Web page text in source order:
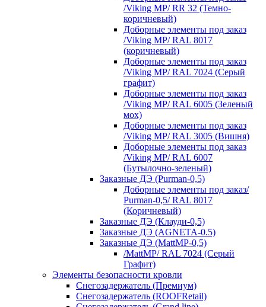
/Viking MP/ RR 32 (Темно-
коричневый)
Доборные элементы под заказ
/Viking MP/ RAL 8017
(коричневый)
Доборные элементы под заказ
/Viking MP/ RAL 7024 (Серый
графит)
Доборные элементы под заказ
/Viking MP/ RAL 6005 (Зеленый
мох)
Доборные элементы под заказ
/Viking MP/ RAL 3005 (Вишня)
Доборные элементы под заказ
/Viking MP/ RAL 6007
(Бутылочно-зеленый)
Заказные ДЭ (Purman-0,5)
Доборные элементы под заказ/
Purman-0,5/ RAL 8017
(Коричневый)
Заказные ДЭ (Клауди-0,5)
Заказные ДЭ (AGNETA-0.5)
Заказные ДЭ (MattMP-0,5)
/MattMP/ RAL 7024 (Серый
Графит)
Элементы безопасности кровли
Снегозадержатель (Премиум)
Снегозадержатель (ROOFRetail)